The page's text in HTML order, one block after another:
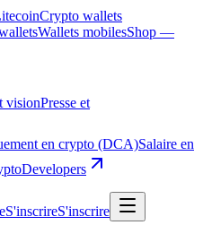
Crypto wallets
Wallets mobilesShop —
visionPresse et
en crypto (DCA)Salaire en
Developers
S'inscrireS'inscrire